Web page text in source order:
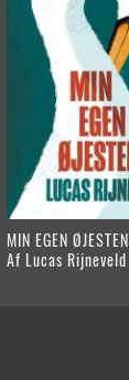
MIN EGEN ØJESTEN
Af Lucas Rijneveld